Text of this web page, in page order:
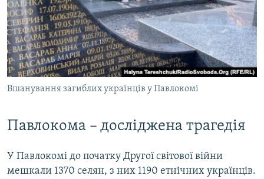
Вшанування загиблих українців у Павлокомі
Павлокома – досліджена трагедія
У Павлокомі до початку Другої світової війни
мешкали 1370 селян, з них 1190 етнічних українців.